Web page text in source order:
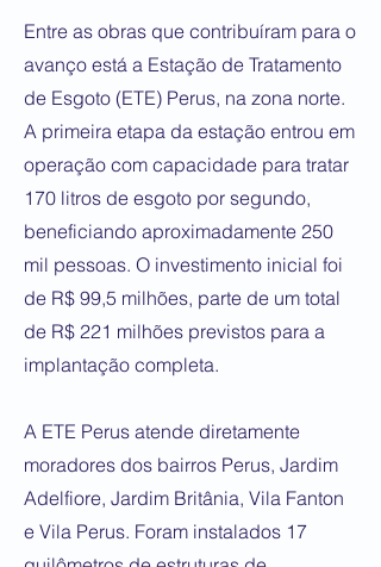
Entre as obras que contribuíram para o
avanço está a Estação de Tratamento
de Esgoto (ETE) Perus, na zona norte.
A primeira etapa da estação entrou em
operação com capacidade para tratar
170 litros de esgoto por segundo,
beneficiando aproximadamente 250
mil pessoas. O investimento inicial foi
de R$ 99,5 milhões, parte de um total
de R$ 221 milhões previstos para a
implantação completa.
A ETE Perus atende diretamente
moradores dos bairros Perus, Jardim
Adelfiore, Jardim Britânia, Vila Fanton
e Vila Perus. Foram instalados 17